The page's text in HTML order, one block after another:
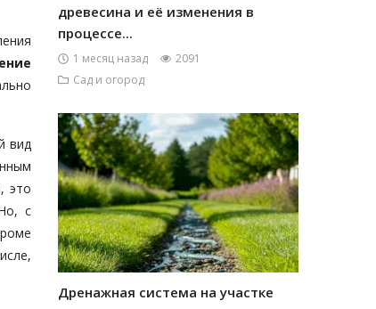
вид
это
с
древесина и её изменения в
процессе...
1 месяц назад
2091
Сад и огород
Дренажная система на участке